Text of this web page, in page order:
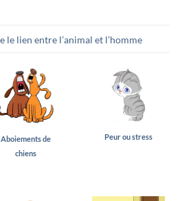
lien entre l’animal et l’homme
Aboiements de
chiens
Peur ou stress